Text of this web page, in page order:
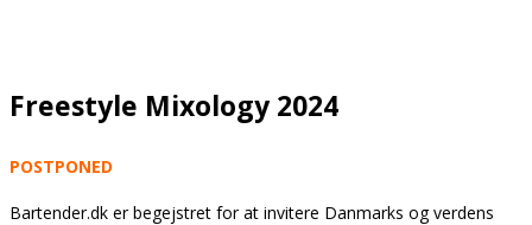
Freestyle Mixology 2024
POSTPONED
Bartender.dk er begejstret for at invitere Danmarks og verdens